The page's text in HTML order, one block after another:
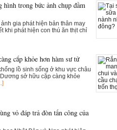
hình trong bức ảnh chụp đầm
gia phát hiện bản thân may
khi phát hiện con thú ăn thịt chỉ
cắp khỏe hơn hàm sư tử
lồ sinh sống ở khu vực châu
sở hữu cặp càng khỏe
vỏ đáp trả đòn tấn công của